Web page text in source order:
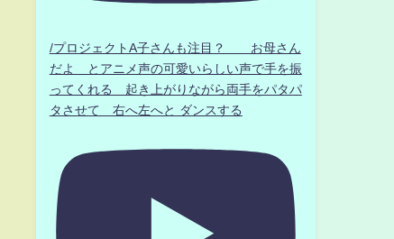
/プロジェクトA子さんも注目？ お母さん
だよ とアニメ声の可愛いらしい声で手を振
ってくれる 起き上がりながら両手をパタパ
タさせて 右へ左へと ダンスする